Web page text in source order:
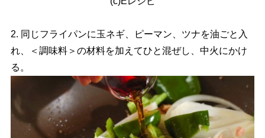
2. 同じフライパンに玉ネギ、ピーマン、ツナを油ごと入
れ、＜調味料＞の材料を加えてひと混ぜし、中火にかけ
る。